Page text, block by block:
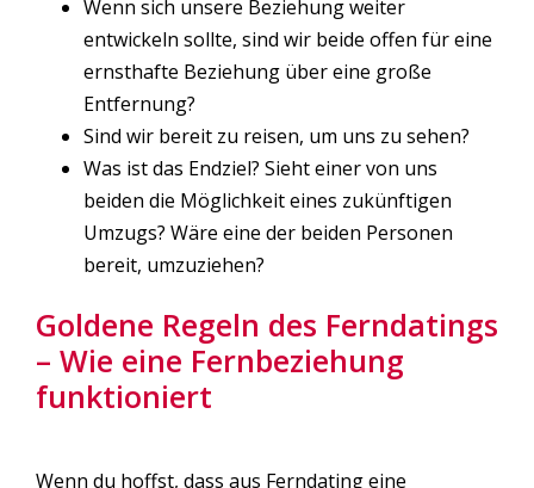
Wenn sich unsere Beziehung weiter
entwickeln sollte, sind wir beide offen für eine
ernsthafte Beziehung über eine große
Entfernung?
Sind wir bereit zu reisen, um uns zu sehen?
Was ist das Endziel? Sieht einer von uns
beiden die Möglichkeit eines zukünftigen
Umzugs? Wäre eine der beiden Personen
bereit, umzuziehen?
Goldene Regeln des Ferndatings
– Wie eine Fernbeziehung
funktioniert
Wenn du hoffst, dass aus Ferndating eine